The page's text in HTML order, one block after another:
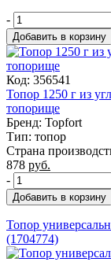
-
Добавить в корзину
Код: 356541
Топор 1250 г из
топорище
Бренд: Topfort
Тип: топор
Страна
878 руб.
-
Добавить в корзину
Топор
(1704774)